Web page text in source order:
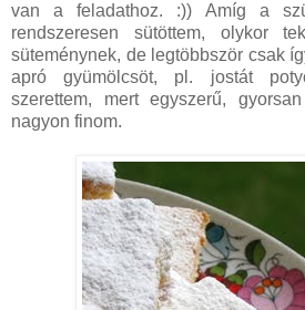
van a feladathoz. :)) Amíg a
rendszeresen sütöttem, olykor
süteménynek, de legtöbbször csak
apró gyümölcsöt, pl. jostát
szerettem, mert egyszerű,
nagyon finom.